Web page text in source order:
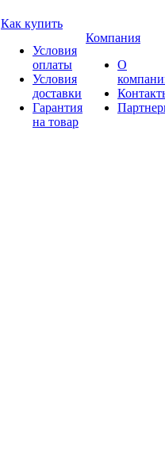
Как купить
Условия
оплаты
Условия
доставки
Гарантия
на товар
Компания
О